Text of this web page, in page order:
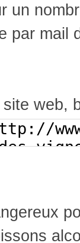
un
par mail
web,